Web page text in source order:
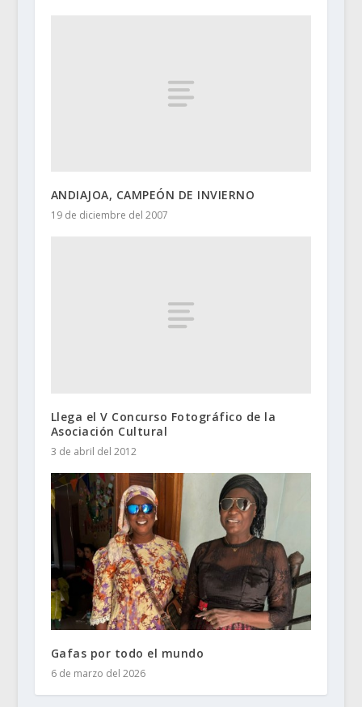
ANDIAJOA, CAMPEÓN DE INVIERNO
19 de diciembre del 2007
Llega el V Concurso Fotográfico de la
Asociación Cultural
3 de abril del 2012
Gafas por todo el mundo
6 de marzo del 2026